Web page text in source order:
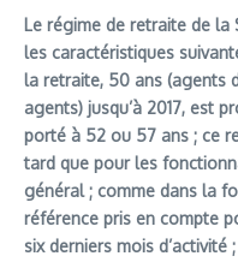
Le régime de retraite de la
les caractéristiques
la retraite, 50 ans (agents
agents) jusqu’à 2017, est
porté à 52 ou 57 ans ; ce
tard que pour les
général ; comme dans la
référence pris en compte
six derniers mois